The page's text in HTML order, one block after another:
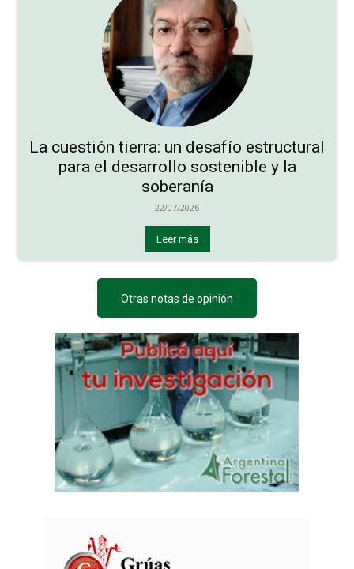
La cuestión tierra: un desafío estructural
para el desarrollo sostenible y la
soberanía
22/07/2026
Leer más
Otras notas de opinión